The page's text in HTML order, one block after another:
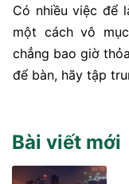
Có nhiều việc để
một cách vô
chẳng bao giờ
để bàn, hãy tập
Bài viết mới